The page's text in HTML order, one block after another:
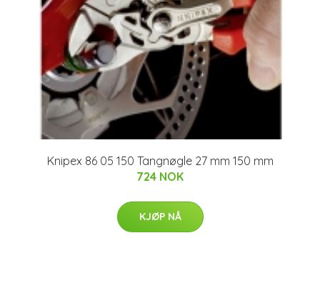
Knipex 86 05 150 Tangnøgle 27 mm 150 mm
724 NOK
KJØP NÅ